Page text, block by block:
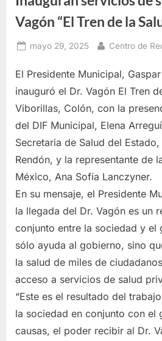
Vagón “El Tren de la
Posted
mayo 29, 2025 By
Centro de
El Presidente Municipal,
inauguró el Dr. Vagón El Tren
Viborillas, Colón, con la
del DIF Municipal, Elena
Secretaria de Salud del
Rendón, y la representante de
México, Ana Sofía Lanczyner.
En su mensaje, el Presidente
la llegada del Dr. Vagón es un
conjunto entre la sociedad y el
sólo ayuda al gobierno, sino
la salud de miles de
acceso a servicios de salud
“Este es el resultado del
la sociedad en conjunto con el
causas, el poder recibir al Dr.